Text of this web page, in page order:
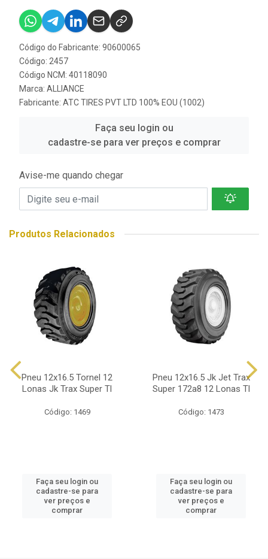
Código do Fabricante: 90600065
Código: 2457
Código NCM: 40118090
Marca: ALLIANCE
Fabricante: ATC TIRES PVT LTD 100% EOU (1002)
Faça seu login ou
cadastre-se para ver preços e comprar
Avise-me quando chegar
Produtos Relacionados
Pneu 12x16.5 Tornel 12
Lonas Jk Trax Super Tl
Código: 1469
Faça seu login ou
cadastre-se para
ver preços e
comprar
Pneu 12x16.5 Jk Jet Trax
Super 172a8 12 Lonas Tl
Código: 1473
Faça seu login ou
cadastre-se para
ver preços e
comprar